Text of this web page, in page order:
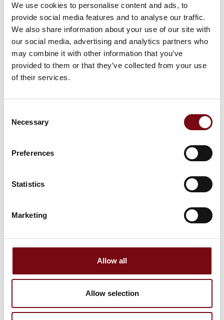
We use cookies to personalise content and ads, to
provide social media features and to analyse our traffic.
We also share information about your use of our site with
our social media, advertising and analytics partners who
may combine it with other information that you’ve
provided to them or that they’ve collected from your use
of their services.
Selection
Necessary
Preferences
Statistics
Marketing
Allow all
Allow selection
OPSKÅRET GUMMI
VIBRATIONSDÆMPNING